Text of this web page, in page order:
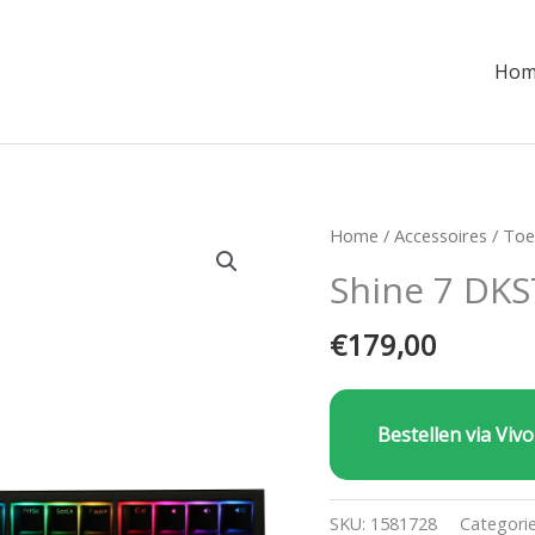
Home /Accessoires /
Shine 7
€179,00
Bestellen via
SKU: 1581728